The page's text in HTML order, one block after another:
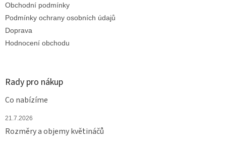
Obchodní podmínky
Podmínky ochrany osobních údajů
Doprava
Hodnocení obchodu
Rady pro nákup
Co nabízíme
21.7.2026
Rozměry a objemy květináčů